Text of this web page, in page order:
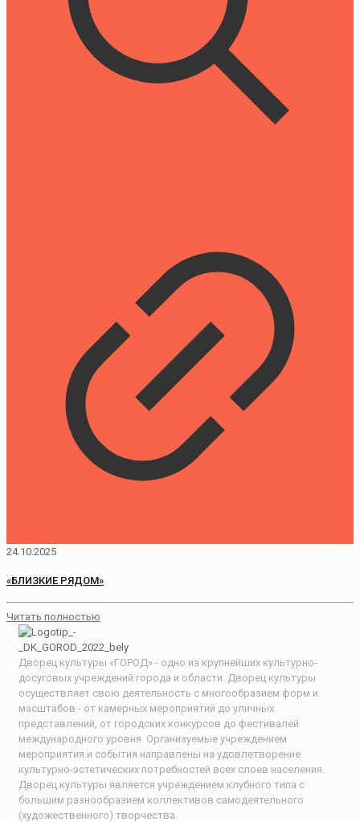
24.10.2025
«БЛИЗКИЕ РЯДОМ»
Читать полностью
Дворец культуры «ГОРОД» - одно из крупнейших культурно-
досуговых учреждений города и области. Дворец культуры
осуществляет свою деятельность с многообразием форм и
масштабов - от камерных мероприятий до уличных
представлений, от городских конкурсов до фестивалей
международного уровня. Организуемые учреждением
мероприятия и события направлены на удовлетворение
культурно-эстетических потребностей всех слоев населения.
Дворец культуры является учреждением клубного типа с
большим разнообразием коллективов самодеятельного
(художественного) творчества.